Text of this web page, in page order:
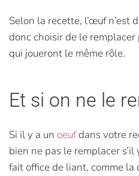
Selon la recette, l’œuf n’est
donc choisir de le
qui joueront le même rôle.
Et si on ne le
Si il y a un oeufdans votre
bien ne pas le remplacer
fait office de liant, comme la